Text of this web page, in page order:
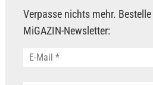
Verpasse nichts mehr.
MiGAZIN-Newsletter: